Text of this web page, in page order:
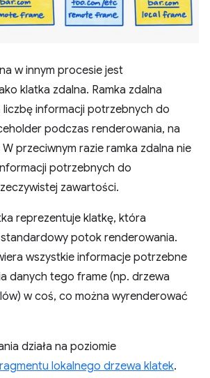
w innym procesie jest
klatka zdalna. Ramka zdalna
liczbę informacji potrzebnych do
podczas renderowania, na
W przeciwnym razie ramka zdalna nie
potrzebnych do
zawartości.
reprezentuje klatkę, która
potok renderowania.
wszystkie informacje potrzebne
danych tego frame (np. drzewa
w coś, co można wyrenderować
działa na poziomie
lokalnego drzewa klatek.